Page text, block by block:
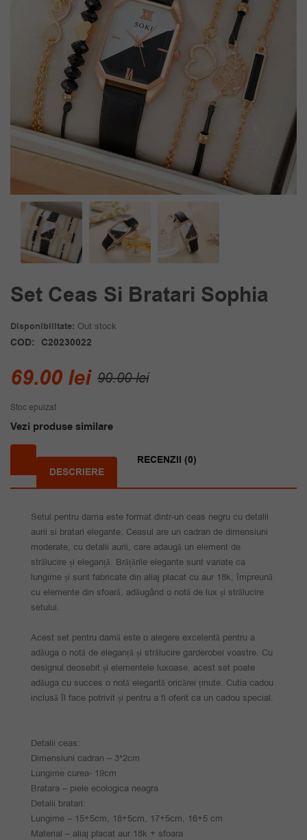
Set Ceas Si Bratari Sophia
Disponibilitate: Out stock
COD: C20230022
90.00leiPrețul
90.00 lei.
69.00 lei
Prețul
Stoc epuizat
Vezi produse similare
DESCRIERE
RECENZII (0)
Setul pentru dama este format dintr-un ceas negru cu detalii
aurii si bratari elegante. Ceasul are un cadran de dimensiuni
moderate, cu detalii aurii, care adaugă un element de
strălucire și eleganță. Brățările elegante sunt variate ca
lungime și sunt fabricate din aliaj placat cu aur 18k, împreună
cu elemente din sfoară, adăugând o notă de lux și strălucire
setului.
Acest set pentru damă este o alegere excelentă pentru a
adăuga o notă de eleganță și strălucire garderobei voastre. Cu
designul deosebit și elementele luxoase, acest set poate
adăuga cu succes o notă elegantă oricărei ținute. Cutia cadou
inclusă îl face potrivit și pentru a fi oferit ca un cadou special.
Detalii ceas:
Dimensiuni cadran – 3*2cm
Lungime curea- 19cm
Bratara – piele ecologica neagra
Detalii bratari:
Lungime – 15+5cm, 18+5cm, 17+5cm, 16+5 cm
Material – aliaj placat aur 18k + sfoara